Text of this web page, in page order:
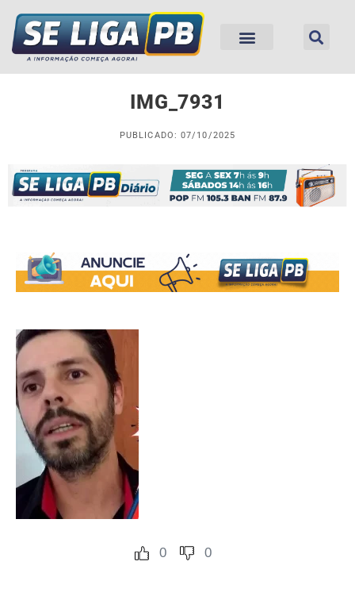
IMG_7931
PUBLICADO: 07/10/2025
0 0